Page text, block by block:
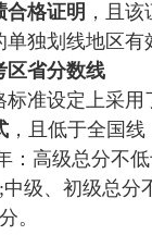
合格证明 ，且
独划线地区有
区省分数线
标准设定上采用
，且低于全国线
：高级总分不
级、初级总分
。